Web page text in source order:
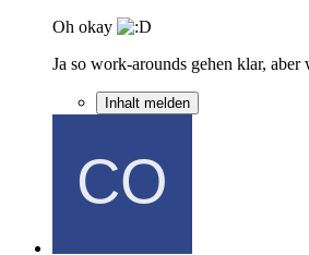
Oh okay
Ja so work-arounds gehen klar, aber
Inhalt melden